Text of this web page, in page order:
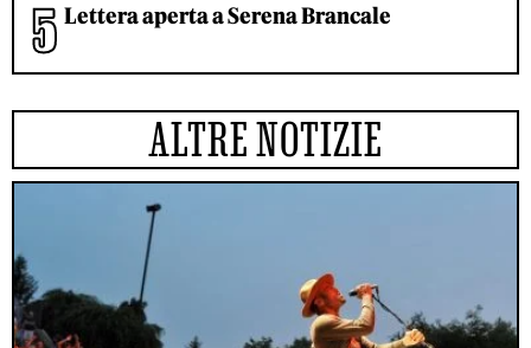
Lettera aperta a Serena Brancale
ALTRE NOTIZIE